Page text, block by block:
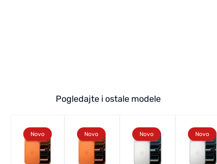
Pogledajte i ostale modele
Novo Novo Novo Novo